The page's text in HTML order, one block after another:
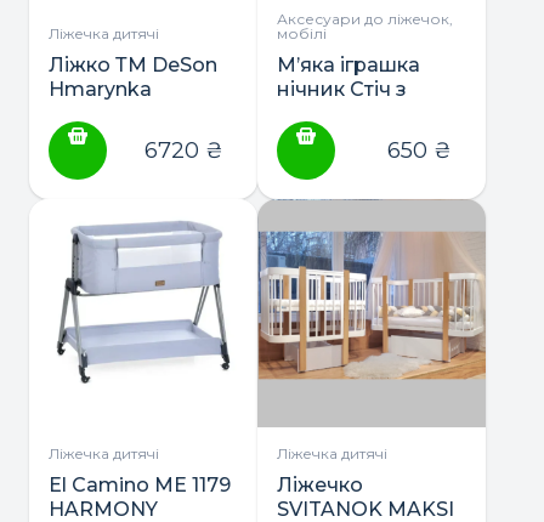
Ліжечка дитячі
Ліжко ТМ DeSon
Hmarynka
шухлядою6720 ₴
Аксесуари до ліжечок,
мобілі
М’яка іграшка
нічник Стіч з
дихання та
звуками синя
650 ₴
Ліжечка дитячі
El Camino ME 1179
HARMONY
Ліжечка дитячі
Ліжечко
SVITANOK MAKSI